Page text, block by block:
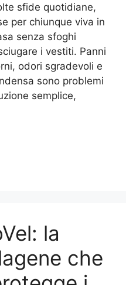
sfide quotidiane,
per chiunque viva in
senza sfoghi
i vestiti. Panni
odori sgradevoli e
sono problemi
semplice,
la
che